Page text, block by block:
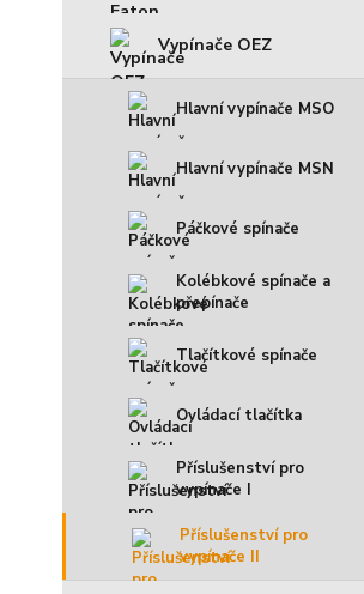
Vypínače OEZ
Hlavní vypínače MSO
Hlavní vypínače MSN
Páčkové spínače
Kolébkové spínače a
přepínače
Tlačítkové spínače
Ovládací tlačítka
Příslušenství pro
vypínače I
Příslušenství pro
vypínače II